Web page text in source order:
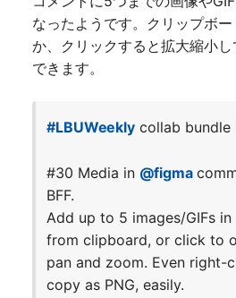
なったようです。クリップボ
か、クリックすると拡大縮小
できます。
#LBUWeekly collab bundle
#30 Media in @figma
BFF.
Add up to 5 images/GIFs
from clipboard, or click to
pan and zoom. Even right-
copy as PNG, easily.